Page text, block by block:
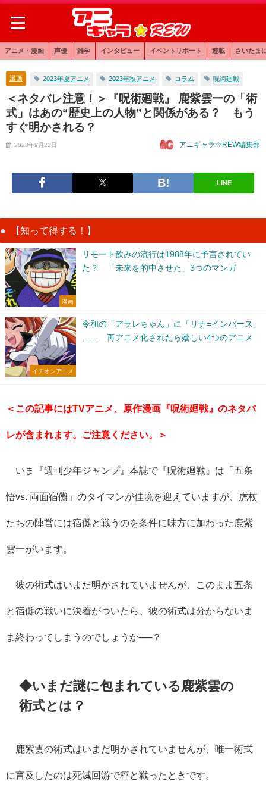
アニメ・漫画 声優 雑学 インタビュー イベントリポート 連載 さいたま
漫画 2023年夏アニメ 2023年秋アニメ コラム 呪術廻戦
＜ネタバレ注意！＞『呪術廻戦』 鹿紫雲一の「術
式」はあの“歴史上の人物”と関係がある？ もう
すぐ明かされる？
2023年9月22日 アニギャラ☆REW編集部
LINE
【知って得する！】
漫画
リモート飲みの流行は1988年に予言されてい
た？ 「未来を的中させた」3つのマンガ
イチオシアニメ
令和の「アラレちゃん」に「リナ=インバース」
…… 再アニメ化されたら嬉しい4つのアニメ
＜この記事にはTVアニメ、原作漫画『呪術廻戦』のネタバ
レが含まれます。ご注意ください。＞
いま『週刊少年ジャンプ』本誌で『呪術廻戦』は「五条
悟vs. 両面宿儺」のタイマンが佳境を迎えていますが、虎杖
たちの陣営には宿儺と戦うのを条件に味方に加わった鹿紫
雲一がいます。
彼の術式はいまだ明かされていませんが、このまま五条
と宿儺の戦いに決着がついたら、彼の術式は分からないま
ま終わってしまうのでしょうか──？
◆いまだ謎に包まれている鹿紫雲の
術式とは？
鹿紫雲の術式はいまだ明かされていませんが、唯一術式
に言及したのは死滅回游で秤と戦ったときです。